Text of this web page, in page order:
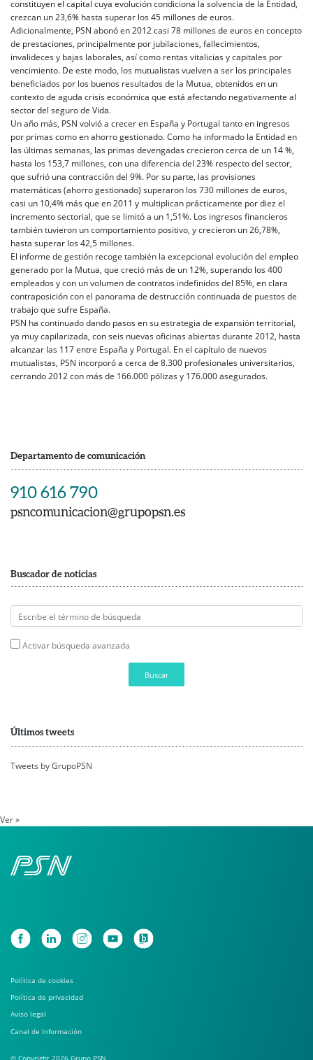
constituyen el capital cuya evolución condiciona la solvencia de la Entidad,
crezcan un 23,6% hasta superar los 45 millones de euros.
Adicionalmente, PSN abonó en 2012 casi 78 millones de euros en concepto
de prestaciones, principalmente por jubilaciones, fallecimientos,
invalideces y bajas laborales, así como rentas vitalicias y capitales por
vencimiento. De este modo, los mutualistas vuelven a ser los principales
beneficiados por los buenos resultados de la Mutua, obtenidos en un
contexto de aguda crisis económica que está afectando negativamente al
sector del seguro de Vida.
Un año más, PSN volvió a crecer en España y Portugal tanto en ingresos
por primas como en ahorro gestionado. Como ha informado la Entidad en
las últimas semanas, las primas devengadas crecieron cerca de un 14 %,
hasta los 153,7 millones, con una diferencia del 23% respecto del sector,
que sufrió una contracción del 9%. Por su parte, las provisiones
matemáticas (ahorro gestionado) superaron los 730 millones de euros,
casi un 10,4% más que en 2011 y multiplican prácticamente por diez el
incremento sectorial, que se limitó a un 1,51%. Los ingresos financieros
también tuvieron un comportamiento positivo, y crecieron un 26,78%,
hasta superar los 42,5 millones.
El informe de gestión recoge también la excepcional evolución del empleo
generado por la Mutua, que creció más de un 12%, superando los 400
empleados y con un volumen de contratos indefinidos del 85%, en clara
contraposición con el panorama de destrucción continuada de puestos de
trabajo que sufre España.
PSN ha continuado dando pasos en su estrategia de expansión territorial,
ya muy capilarizada, con seis nuevas oficinas abiertas durante 2012, hasta
alcanzar las 117 entre España y Portugal. En el capítulo de nuevos
mutualistas, PSN incorporó a cerca de 8.300 profesionales universitarios,
cerrando 2012 con más de 166.000 pólizas y 176.000 asegurados.
Departamento de comunicación
910 616 790
psncomunicacion@grupopsn.es
Buscador de noticias
Activar búsqueda avanzada
Buscar
Últimos tweets
Tweets by GrupoPSN
Ver »
Política de cookies
Política de privacidad
Aviso legal
Canal de Información
© Copyright 2026 Grupo PSN